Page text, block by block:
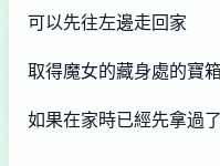
可以先往左邊走回家
取得魔女的藏身處的寶
如果在家時已經先拿過